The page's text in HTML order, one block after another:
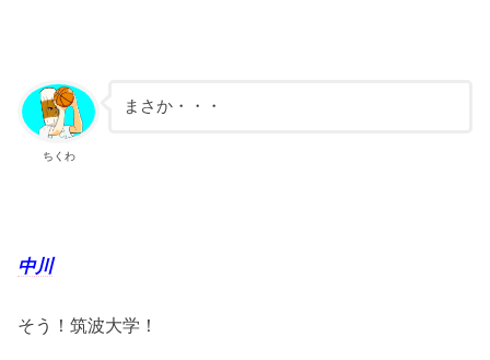
ちくわ
まさか・・・
中川
そう！筑波大学！